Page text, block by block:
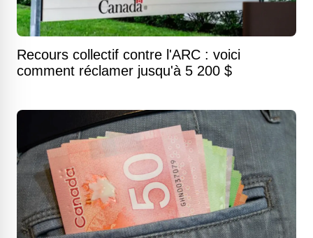
Recours collectif contre l'ARC : voici
comment réclamer jusqu'à 5 200 $